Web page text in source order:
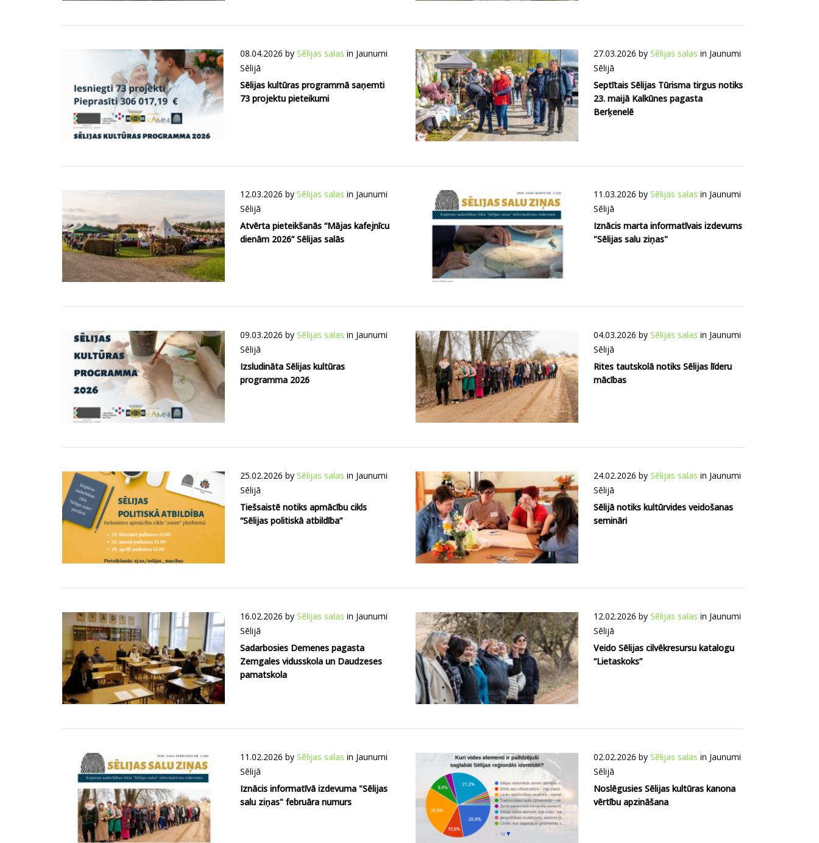
08.04.2026 by Sēlijas salas in Jaunumi
Sēlijā
Sēlijas kultūras programmā saņemti
73 projektu pieteikumi
27.03.2026 by Sēlijas salas in Jaunumi
Sēlijā
Septītais Sēlijas Tūrisma tirgus notiks
23. maijā Kalkūnes pagasta
Berķenelē
12.03.2026 by Sēlijas salas in Jaunumi
Sēlijā
Atvērta pieteikšanās “Mājas kafejnīcu
dienām 2026” Sēlijas salās
11.03.2026 by Sēlijas salas in Jaunumi
Sēlijā
Iznācis marta informatīvais izdevums
"Sēlijas salu ziņas"
09.03.2026 by Sēlijas salas in Jaunumi
Sēlijā
Izsludināta Sēlijas kultūras
programma 2026
04.03.2026 by Sēlijas salas in Jaunumi
Sēlijā
Rites tautskolā notiks Sēlijas līderu
mācības
25.02.2026 by Sēlijas salas in Jaunumi
Sēlijā
Tiešsaistē notiks apmācību cikls
“Sēlijas politiskā atbildība”
24.02.2026 by Sēlijas salas in Jaunumi
Sēlijā
Sēlijā notiks kultūrvides veidošanas
semināri
16.02.2026 by Sēlijas salas in Jaunumi
Sēlijā
Sadarbosies Demenes pagasta
Zemgales vidusskola un Daudzeses
pamatskola
12.02.2026 by Sēlijas salas in Jaunumi
Sēlijā
Veido Sēlijas cilvēkresursu katalogu
“Lietaskoks”
11.02.2026 by Sēlijas salas in Jaunumi
Sēlijā
Iznācis informatīvā izdevuma "Sēlijas
salu ziņas" februāra numurs
02.02.2026 by Sēlijas salas in Jaunumi
Sēlijā
Noslēgusies Sēlijas kultūras kanona
vērtību apzināšana